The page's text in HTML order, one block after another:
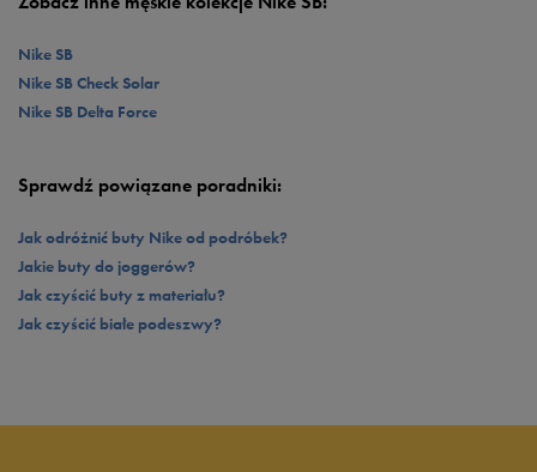
Charge Solarsoft do różnorodnych stylizacji nie sprawia żadnego problemu.
Nike SB
Nike SB Check Solar
Nike SB Delta Force
Sprawdź powiązane poradniki:
Jak odróżnić buty Nike od podróbek?
Jakie buty do joggerów?
Jak czyścić buty z materiału?
Jak czyścić białe podeszwy?